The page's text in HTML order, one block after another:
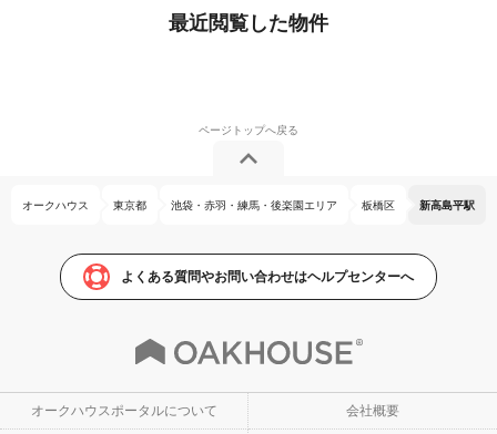
最近閲覧した物件
オークハウス 東京都 池袋・赤羽・練馬・後楽園エリア 板橋区 新高島平駅
よくある質問やお問い合わせはヘルプセンターへ
オークハウスポータルについて 会社概要